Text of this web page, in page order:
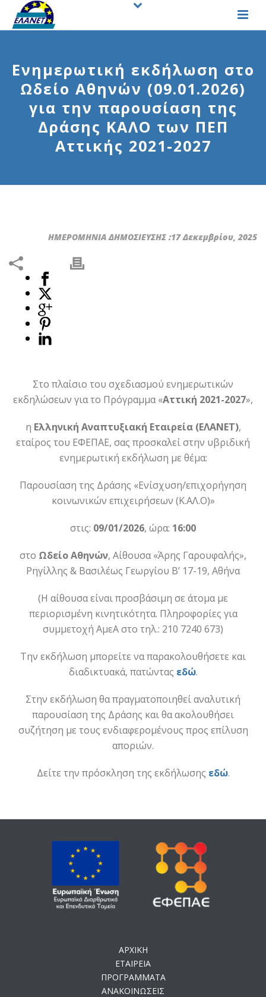
Ενημερωτική εκδήλωση στο
Ωδείο Αθηνών (09.01.2026)
για την παρουσίαση της
Δράσης ΚΑΛΟ των ΠΕΠ
Αττικής 2021-2027
ΗΜΕΡΟΜΗΝΙΑ ΔΗΜΟΣΙΕΥΣΗΣ :17 Δεκεμβρίου, 2025
Στο πλαίσιο του σχεδιασμού ενημερωτικών
εκδηλώσεων για το Πρόγραμμα «Αττική 2021-2027»,
η Ελληνική Αναπτυξιακή Εταιρεία (ΕΛΑΝΕΤ),
εταίρος του ΕΦΕΠΑΕ, σας προσκαλεί στην υβριδική
ενημερωτική εκδήλωση με θέμα:
Παρουσίαση της Δράσης «Ενίσχυση/επιχορήγηση
κοινωνικών επιχειρήσεων (Κ.ΑΛ.Ο)»
στις: 09/01/2026, ώρα: 16:00
στο Ωδείο Αθηνών, Αίθουσα «Άρης Γαρουφαλής»,
Ρηγίλλης & Βασιλέως Γεωργίου Β’ 17-19, Αθήνα
(Η αίθουσα είναι προσβάσιμη σε άτομα με
περιορισμένη κινητικότητα. Πληροφορίες για
συμμετοχή ΑμεΑ στο τηλ.: 210 7240 673)
Την εκδήλωση μπορείτε να παρακολουθήσετε και
διαδικτυακά, πατώντας εδώ.
Στην εκδήλωση θα πραγματοποιηθεί αναλυτική
παρουσίαση της Δράσης και θα ακολουθήσει
συζήτηση με τους ενδιαφερομένους προς επίλυση
αποριών.
Δείτε την πρόσκληση της εκδήλωσης εδώ.
ΑΡΧΙΚΗ
ΕΤΑΙΡΕΙΑ
ΠΡΟΓΡΑΜΜΑΤΑ
ΑΝΑΚΟΙΝΩΣΕΙΣ